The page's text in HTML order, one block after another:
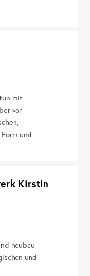
mit
vor
und
Kirstin
neubau
und